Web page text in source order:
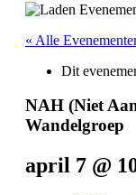
« Alle
Dit
NAH (Niet
Wandelgroep
april 7 @